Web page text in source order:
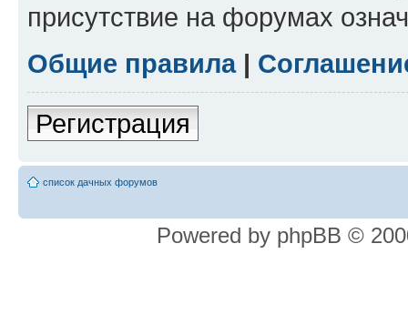
присутствие на форумах
Общие правила|
Регистрация
список дачных форумов
Powered by phpBB ©